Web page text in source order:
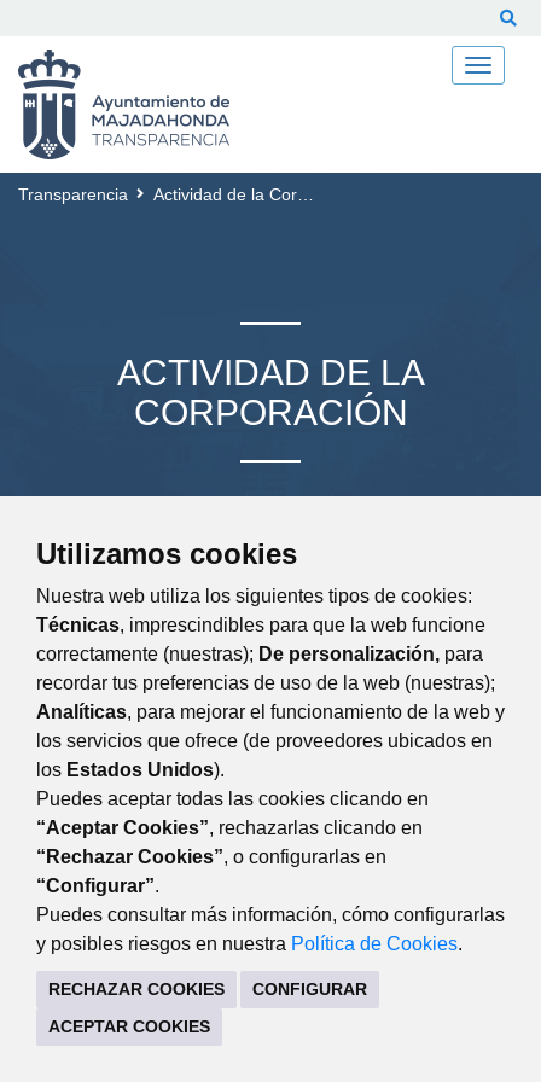
Utilizamos cookies
Nuestra web utiliza los siguientes tipos de cookies:
Técnicas, imprescindibles para que la web funcione
correctamente (nuestras); De personalización, para
recordar tus preferencias de uso de la web (nuestras);
Analíticas, para mejorar el funcionamiento de la web y
los servicios que ofrece (de proveedores ubicados en
los Estados Unidos).
Puedes aceptar todas las cookies clicando en
“Aceptar Cookies”, rechazarlas clicando en
“Rechazar Cookies”, o configurarlas en
“Configurar”.
Puedes consultar más información, cómo configurarlas
y posibles riesgos en nuestra Política de Cookies.
RECHAZAR COOKIES
CONFIGURAR
ACEPTAR COOKIES
Transparencia Actividad de la Corporación
ACTIVIDAD DE LA
CORPORACIÓN
Eventos Día Semana Mes Año
Anterior viernes noviembre
TRANSPARENCIA
Plaza Mayor, 3 28220 Majadahonda Madrid
CONTACTO MAPA WEB
AVISO LEGAL
POLÍTICA DE PRIVACIDAD